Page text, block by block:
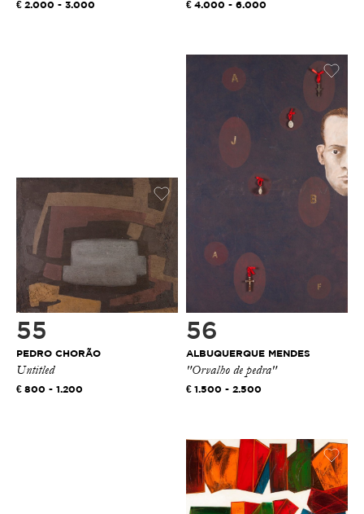
2.000 - 3.000 4.000 - 6.000
55
PEDRO CHORÃO
Untitled
800 - 1.200
56
ALBUQUERQUE MENDES
"Orvalho de pedra"
1.500 - 2.500